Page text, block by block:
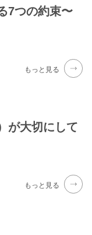
7つの約束〜
もっと見る
が大切にして
もっと見る